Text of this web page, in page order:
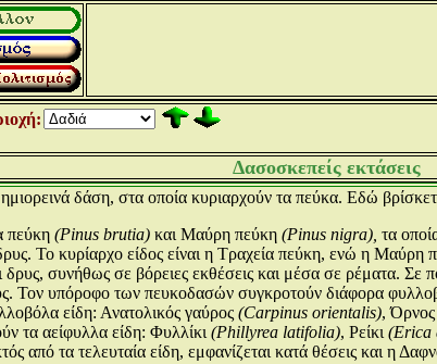
Δασοσκεπείς εκτάσεις
δάση, στα οποία κυριαρχούν τα πεύκα. Εδώ
πεύκη (Pinus brutia) και Μαύρη πεύκη (Pinus nigra), τα
Το κυρίαρχο είδος είναι η Τραχεία πεύκη, ενώ η Μαύρη
συνήθως σε βόρειες εκθέσεις και μέσα σε ρέματα.
Τον υπόροφο των πευκοδασών συγκροτούν διάφορα
είδη: Ανατολικός γαύρος (Carpinus orientalis),
τα αείφυλλα είδη: Φυλλίκι (Phillyrea latifolia), Ρείκι (Erica
από τα τελευταία είδη, εμφανίζεται κατά θέσεις και η